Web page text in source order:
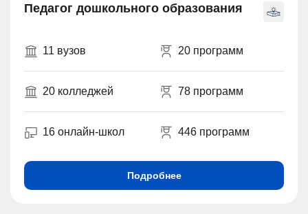
Педагог дошкольного образования
11 вузов 20 программ
20 колледжей 78 программ
16 онлайн-школ 446 программ
Подробнее